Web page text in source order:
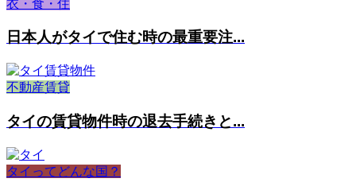
衣・食・住
日本人がタイで住む時の最重要注...
不動産賃貸
タイの賃貸物件時の退去手続きと...
タイってどんな国？